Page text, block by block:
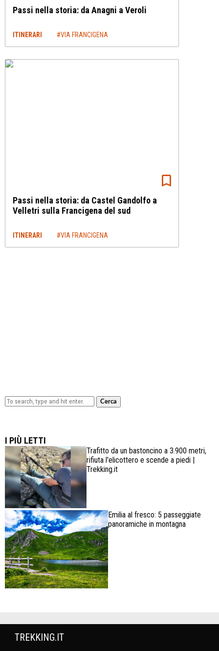
Passi nella storia: da Anagni a Veroli
ITINERARI #VIA FRANCIGENA
Passi nella storia: da Castel Gandolfo a
Velletri sulla Francigena del sud
ITINERARI #VIA FRANCIGENA
Cerca
I PIÙ LETTI
Trafitto da un bastoncino a 3.900 metri,
rifiuta l'elicottero e scende a piedi |
Trekking.it
Emilia al fresco: 5 passeggiate
panoramiche in montagna
TREKKING.IT